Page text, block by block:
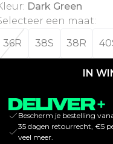
: Dark Green
een maat:
36R
38S 38R
IN
Bescherm je bestelling
35 dagen retourrecht, €5
veel meer.